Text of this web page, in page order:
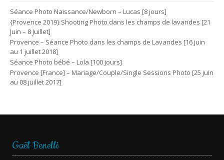
Séance Photo Naissance/Newborn – Lucas [8 jours]
{Provence 2019} Shooting Photo dans les champs de lavandes [21
Juin – 8 Juillet]
Provence – Séance Photo dans les champs de Lavandes [16 juin
au 1 juillet 2018]
Séance Photo bébé – Lola [100 jours]
Provence [France] – Mariage/Couple/Single Sessions Photo [25 juin
au 08 juillet 2017]
Gaël Benelli